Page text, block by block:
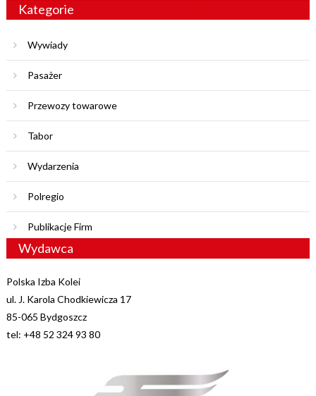
Kategorie
Wywiady
Pasażer
Przewozy towarowe
Tabor
Wydarzenia
Polregio
Publikacje Firm
Wydawca
Polska Izba Kolei
ul. J. Karola Chodkiewicza 17
85-065 Bydgoszcz
tel: +48 52 324 93 80